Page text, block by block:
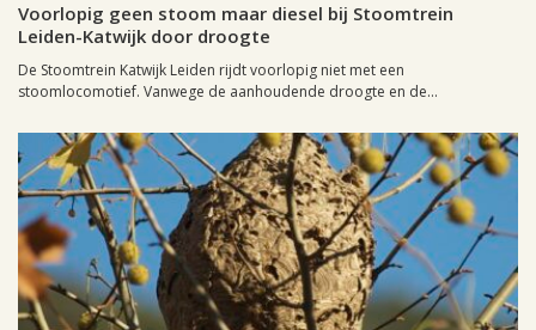
Voorlopig geen stoom maar diesel bij Stoomtrein
Leiden-Katwijk door droogte
De Stoomtrein Katwijk Leiden rijdt voorlopig niet met een
stoomlocomotief. Vanwege de aanhoudende droogte en de...